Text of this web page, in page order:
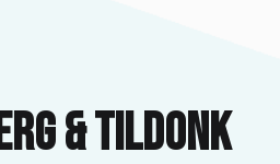
& Tildonk